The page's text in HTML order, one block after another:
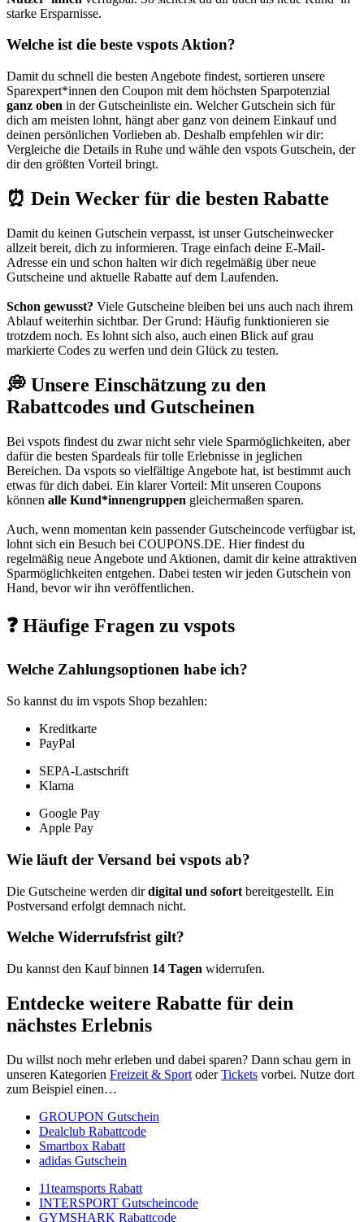
starke Ersparnisse.
Welche ist die beste vspots Aktion?
Damit du schnell die besten Angebote findest, sortieren unsere
Sparexpert*innen den Coupon mit dem höchsten Sparpotenzial
ganz oben in der Gutscheinliste ein. Welcher Gutschein sich für
dich am meisten lohnt, hängt aber ganz von deinem Einkauf und
deinen persönlichen Vorlieben ab. Deshalb empfehlen wir dir:
Vergleiche die Details in Ruhe und wähle den vspots Gutschein, der
dir den größten Vorteil bringt.
⏰ Dein Wecker für die besten Rabatte
Damit du keinen Gutschein verpasst, ist unserGutscheinwecker
allzeit bereit, dich zu informieren. Trage einfach deine E-Mail-
Adresse ein und schon halten wir dich regelmäßig über neue
Gutscheine und aktuelle Rabatte auf dem Laufenden.
Schon gewusst? Viele Gutscheine bleiben bei uns auch nach ihrem
Ablauf weiterhin sichtbar. Der Grund: Häufig funktionieren sie
trotzdem noch. Es lohnt sich also, auch einen Blick auf grau
markierte Codes zu werfen und dein Glück zu testen.
💭 Unsere Einschätzung zu den
Rabattcodes und Gutscheinen
Bei vspots findest du zwar nicht sehr viele Sparmöglichkeiten, aber
dafür die besten Spardeals für tolle Erlebnisse in jeglichen
Bereichen. Da vspots so vielfältige Angebote hat, ist bestimmt auch
etwas für dich dabei. Ein klarer Vorteil: Mit unseren Coupons
können alle Kund*innengruppen gleichermaßen sparen.
Auch, wenn momentan kein passender Gutscheincode verfügbar ist,
lohnt sich ein Besuch bei COUPONS.DE. Hier findest du
regelmäßig neue Angebote und Aktionen, damit dir keine attraktiven
Sparmöglichkeiten entgehen. Dabei testen wir jeden Gutschein von
Hand, bevor wir ihn veröffentlichen.
❓ Häufige Fragen zu vspots
Welche Zahlungsoptionen habe ich?
So kannst du im vspots Shop bezahlen:
Kreditkarte
PayPal
SEPA-Lastschrift
Klarna
Google Pay
Apple Pay
Wie läuft der Versand bei vspots ab?
Die Gutscheine werden dirdigital und sofort bereitgestellt. Ein
Postversand erfolgt demnach nicht.
Welche Widerrufsfrist gilt?
Du kannst den Kauf binnen 14 Tagen widerrufen.
Entdecke weitere Rabatte für dein
nächstes Erlebnis
Du willst noch mehr erleben und dabei sparen? Dann schau gern in
unseren Kategorien Freizeit & Sport oderTickets vorbei. Nutze dort
zum Beispiel einen…
GROUPON Gutschein
Dealclub Rabattcode
Smartbox Rabatt
adidas Gutschein
11teamsports Rabatt
INTERSPORT Gutscheincode
GYMSHARK Rabattcode